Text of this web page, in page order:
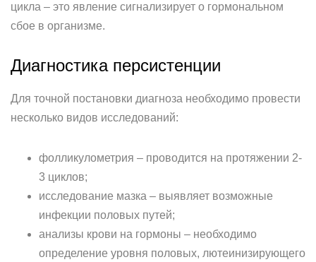
цикла – это явление сигнализирует о гормональном
сбое в организме.
Диагностика персистенции
Для точной постановки диагноза необходимо провести
несколько видов исследований:
фолликулометрия – проводится на протяжении 2-
3 циклов;
исследование мазка – выявляет возможные
инфекции половых путей;
анализы крови на гормоны – необходимо
определение уровня половых, лютеинизирующего